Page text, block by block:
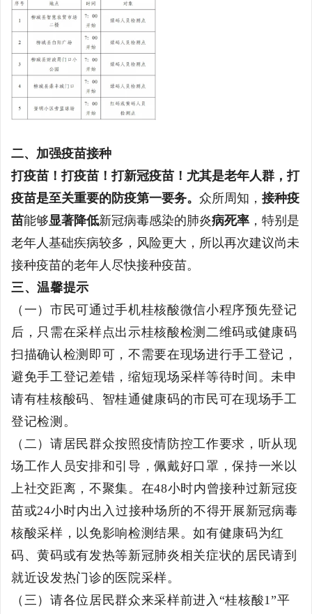
二、加强疫苗接种
打疫苗！打疫苗！打新冠疫苗！尤其是老年人群，打
疫苗是至关重要的防疫第一要务。 众所周知， 接种疫
苗能够显著降低新冠病毒感染的肺炎病死率 ，特别是
老年人基础疾病较多，风险更大，所以再次建议尚未
接种疫苗的老年人尽快接种疫苗。
三、温馨提示
（一）市民可通过手机桂核酸微信小程序预先登记
后，只需在采样点出示桂核酸检测二维码或健康码
扫描确认检测即可，不需要在现场进行手工登记，
避免手工登记差错，缩短现场采样等待时间。未申
请有桂核酸码、智桂通健康码的市民可在现场手工
登记检测。
（二）请居民群众按照疫情防控工作要求，听从现
场工作人员安排和引导，佩戴好口罩，保持一米以
上社交距离，不聚集。在48小时内曾接种过新冠疫
苗或24小时内出入过接种场所的不得开展新冠病毒
核酸采样，以免影响检测结果。如有健康码为红
码、黄码或有发热等新冠肺炎相关症状的居民请到
就近设发热门诊的医院采样。
（三）请各位居民群众来采样前进入“桂核酸1”平